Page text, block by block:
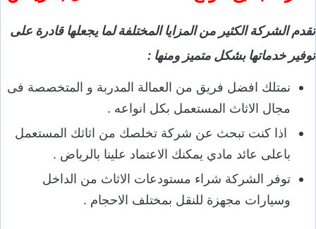
تقدم الشركة الكثير من المزايا المختلفة لما يجعلها قادرة على
توفير خدماتها بشكل متميز ومنها :
نمتلك افضل فريق من العمالة المدربة و المتخصصة فى
مجال الاثاث المستعمل بكل انواعه .
اذا كنت تبحث عن شركة تخلصك من اثاثك المستعمل
باعلى عائد مادي يمكنك الاعتماد علينا بالرياض .
توفر الشركة شراء مستودعات الاثاث من الداخل
وسيارات مجهزة للنقل بمختلف الاحجام .